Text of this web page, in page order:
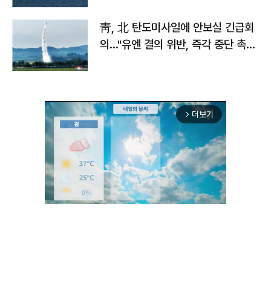
靑, 北 탄도미사일에 안보실 긴급회
의…"유엔 결의 위반, 즉각 중단 촉
arrow_forward_ios 더보기